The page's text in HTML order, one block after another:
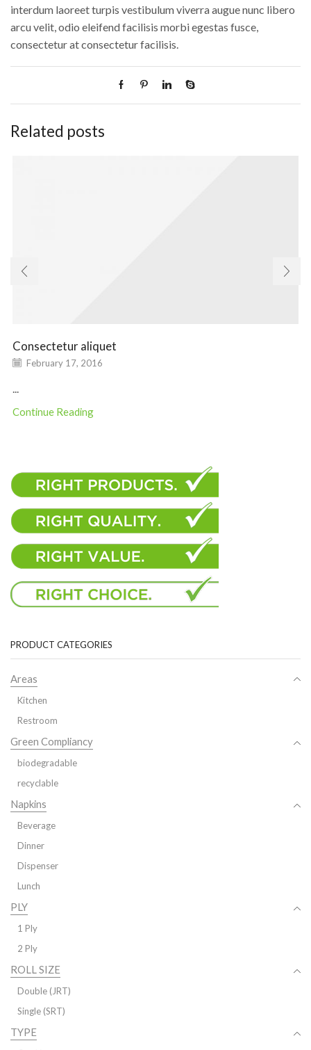
interdum laoreet turpis vestibulum viverra augue nunc libero
arcu velit, odio eleifend facilisis morbi egestas fusce,
consectetur at consectetur facilisis.
Related posts
Consectetur aliquet
February 17, 2016
...
Continue Reading
PRODUCT CATEGORIES
Areas
Kitchen
Restroom
Green Compliancy
biodegradable
recyclable
Napkins
Beverage
Dinner
Dispenser
Lunch
PLY
1 Ply
2 Ply
ROLL SIZE
Double (JRT)
Single (SRT)
TYPE